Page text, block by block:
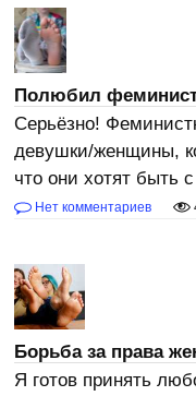
Полюбил
Серьёзно!
девушки/женщины,
что они хотят быть
Нет комментариев
Борьба за права
Я готов принять